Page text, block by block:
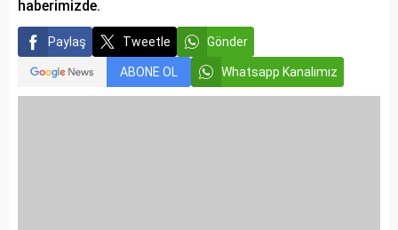
haberimizde.
Paylaş Tweetle Gönder
ABONE OL Whatsapp Kanalımız